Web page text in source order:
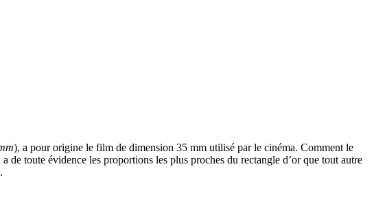
), a pour origine le film de dimension 35 mm utilisé par le cinéma. Comment le
toute évidence les proportions les plus proches du rectangle d’or que tout autre